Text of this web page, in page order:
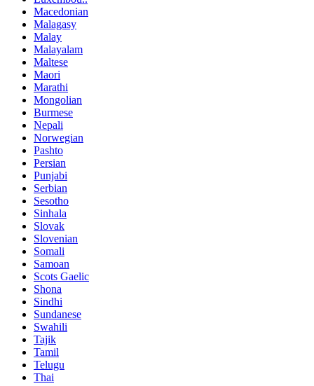
Macedonian
Malagasy
Malay
Malayalam
Maltese
Maori
Marathi
Mongolian
Burmese
Nepali
Norwegian
Pashto
Persian
Punjabi
Serbian
Sesotho
Sinhala
Slovak
Slovenian
Somali
Samoan
Scots Gaelic
Shona
Sindhi
Sundanese
Swahili
Tajik
Tamil
Telugu
Thai